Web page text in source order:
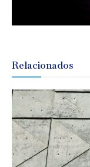
Relacionados